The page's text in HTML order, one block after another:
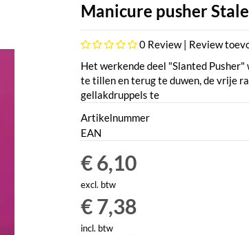
Manicure pusher
0Review | Review
Het werkende deel "Slanted
te tillen en terug te duwen, de vrije
gellakdruppels te
Artikelnummer
EAN
€ 6,10
excl. btw
€ 7,38
incl. btw